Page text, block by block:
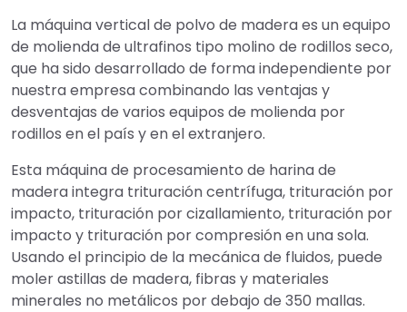
La máquina vertical de polvo de madera es un equipo
de molienda de ultrafinos tipo molino de rodillos seco,
que ha sido desarrollado de forma independiente por
nuestra empresa combinando las ventajas y
desventajas de varios equipos de molienda por
rodillos en el país y en el extranjero.
Esta máquina de procesamiento de harina de
madera integra trituración centrífuga, trituración por
impacto, trituración por cizallamiento, trituración por
impacto y trituración por compresión en una sola.
Usando el principio de la mecánica de fluidos, puede
moler astillas de madera, fibras y materiales
minerales no metálicos por debajo de 350 mallas.